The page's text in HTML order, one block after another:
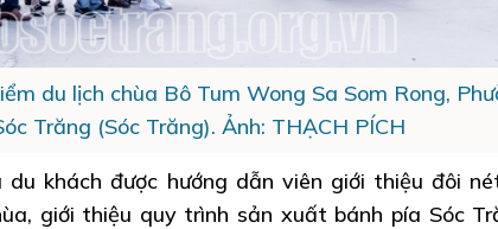
du lịch chùa Bô Tum Wong Sa Som Rong,
Trăng (Sóc Trăng). Ảnh: THẠCH PÍCH
khách được hướng dẫn viên giới thiệu đôi
giới thiệu quy trình sản xuất bánh pía Sóc